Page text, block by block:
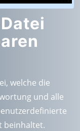
welche die
und alle
beinhaltet.